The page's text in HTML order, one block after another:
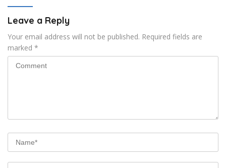
Leave a Reply
Your email address will not be published. Required fields are
marked *